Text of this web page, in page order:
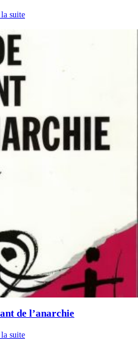
suite
de l’anarchie
suite